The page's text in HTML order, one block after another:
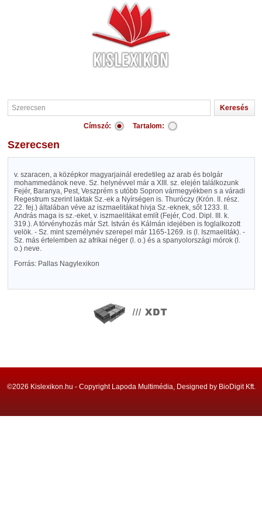
Címszó: Tartalom:
Szerecsen
v. szaracen, a középkor magyarjainál eredetileg az arab és bolgár
mohammedánok neve. Sz. helynévvel már a XIII. sz. elején találkozunk
Fejér, Baranya, Pest, Veszprém s utóbb Sopron vármegyékben s a váradi
Regestrum szerint laktak Sz.-ek a Nyírségen is. Thuróczy (Krón. II. rész.
22. fej.) általában véve az iszmaelitákat hivja Sz.-eknek, sőt 1233. II.
András maga is sz.-eket, v. iszmaelitákat említ (Fejér, Cod. Dipl. III. k.
319.). A törvényhozás már Szt. István és Kálmán idejében is foglalkozott
velök. - Sz. mint személynév szerepel már 1165-1269. is (l. Iszmaeliták). -
Sz. más értelemben az afrikai néger (l. o.) és a spanyolországi mórok (l.
o.) neve.
Forrás: Pallas Nagylexikon
©2026 Kislexikon.hu - Copyright Lapoda Multimédia, Designed by BioDigit Kft.